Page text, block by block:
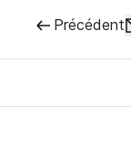
Précédent